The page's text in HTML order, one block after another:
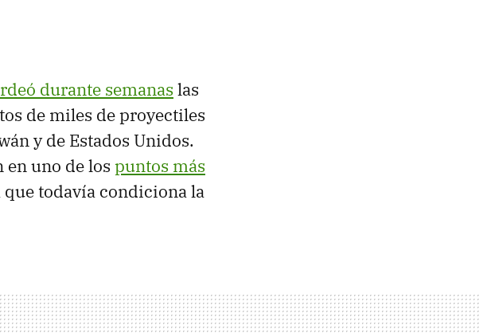
durante semanas las
de miles de proyectiles
y de Estados Unidos.
uno de los puntos más
que todavía condiciona la